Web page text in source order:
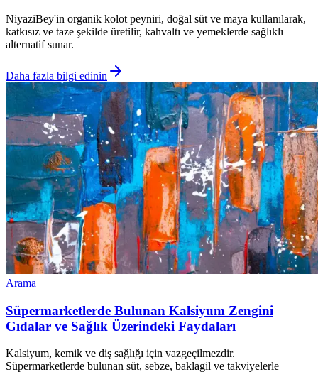
NiyaziBey'in organik kolot peyniri, doğal süt ve maya kullanılarak,
katkısız ve taze şekilde üretilir, kahvaltı ve yemeklerde sağlıklı
alternatif sunar.
Daha fazla bilgi edinin
Arama
Süpermarketlerde Bulunan Kalsiyum Zengini
Gıdalar ve Sağlık Üzerindeki Faydaları
Kalsiyum, kemik ve diş sağlığı için vazgeçilmezdir.
Süpermarketlerde bulunan süt, sebze, baklagil ve takviyelerle